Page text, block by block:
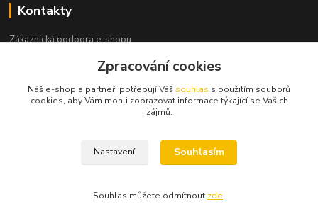
Kontakty
Zákaznická podpora e-shopu
info@elektronymburk.cz
dodavatele.
Zpracování cookies
Náš e-shop a partneři potřebují Váš souhlas s použitím souborů
cookies, aby Vám mohli zobrazovat informace týkající se Vašich
zájmů.
Nastavení Souhlasím
Souhlas můžete odmítnout zde.